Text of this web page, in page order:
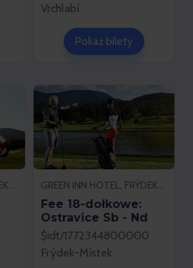
Vrchlabí
Pokaż bilety
GREEN INN HOTEL, FRÝDEK-MÍSTEK GREEN INN HOTEL, FRÝDEK-MÍSTEK
Fee 18-dołkowe:
Ostravice Sb - Nd
$idt/1772344800000
Frýdek-Místek